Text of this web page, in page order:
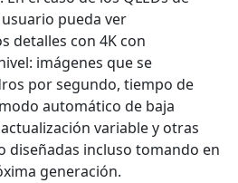
pueda ver
detalles con 4K con
imágenes que se
por segundo, tiempo de
automático de baja
variable y otras
diseñadas incluso tomando en
generación.